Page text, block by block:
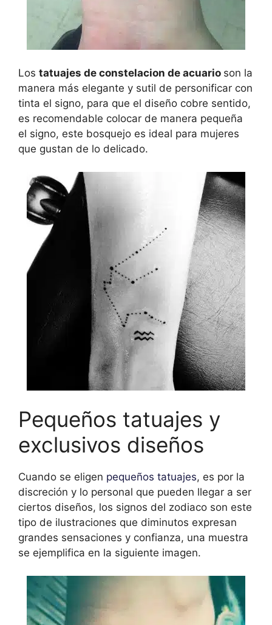
Los tatuajes de constelacion de acuario son la
manera más elegante y sutil de personificar con
tinta el signo, para que el diseño cobre sentido,
es recomendable colocar de manera pequeña
el signo, este bosquejo es ideal para mujeres
que gustan de lo delicado.
Pequeños tatuajes y
exclusivos diseños
Cuando se eligen pequeños tatuajes, es por la
discreción y lo personal que pueden llegar a ser
ciertos diseños, los signos del zodiaco son este
tipo de ilustraciones que diminutos expresan
grandes sensaciones y confianza, una muestra
se ejemplifica en la siguiente imagen.